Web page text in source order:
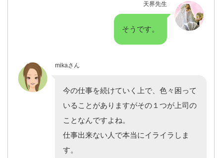
天界先生
そうです。
mikaさん
今の仕事を続けていく上で、色々困って
いることがありますがその１つが上司の
ことなんですよね。
仕事出来ない人で本当にイライラしま
す。